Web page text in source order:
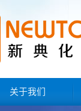
关于我们